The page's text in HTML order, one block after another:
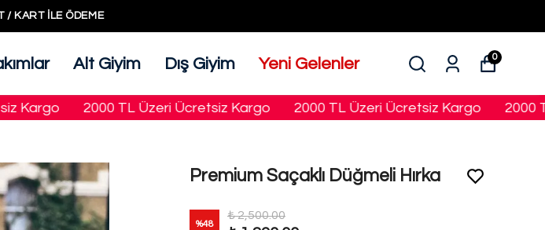
/ KART ILE ÖDEME
Alt Giyim Dış Giyim Yeni Gelenler 0
2000 TL Üzeri Ücretsiz Kargo 2000 TL Üzeri Ücretsiz Kargo 2000 TL
Premium Saçaklı Düğmeli Hırka
%48
₺ 2,500.00